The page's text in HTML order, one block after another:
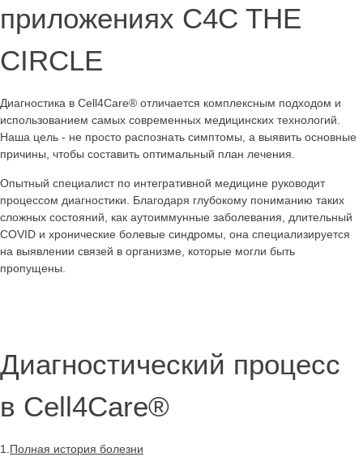
приложениях C4C THE
CIRCLE
Диагностика в Cell4Care® отличается комплексным подходом и
использованием самых современных медицинских технологий.
Наша цель - не просто распознать симптомы, а выявить основные
причины, чтобы составить оптимальный план лечения.
Опытный специалист по интегративной медицине руководит
процессом диагностики. Благодаря глубокому пониманию таких
сложных состояний, как аутоиммунные заболевания, длительный
COVID и хронические болевые синдромы, она специализируется
на выявлении связей в организме, которые могли быть
пропущены.
Диагностический процесс
в Cell4Care®
1. Полная история болезни